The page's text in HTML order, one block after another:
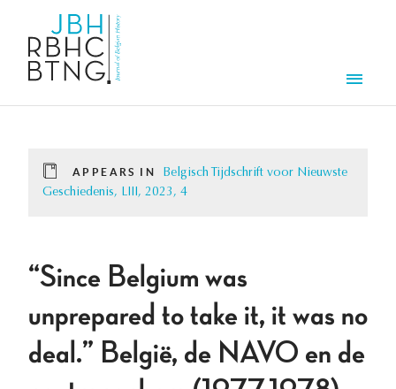
APPEARS IN
Belgisch Tijdschrift voor Nieuwste
Geschiedenis, LIII, 2023, 4
“Since Belgium was
unprepared to take it, it was no
deal.” België, de NAVO en de